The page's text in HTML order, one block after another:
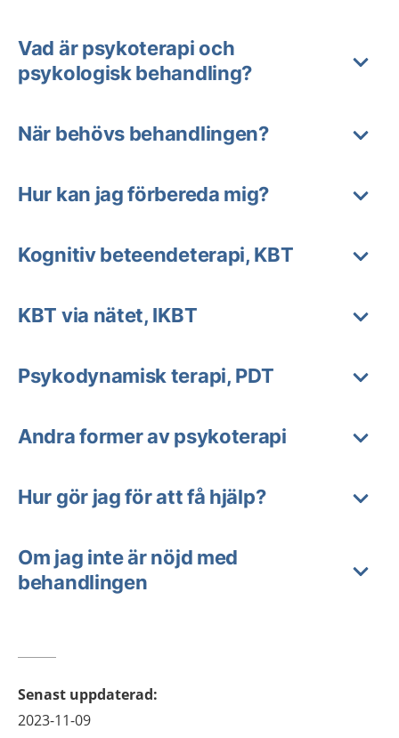
Vad är psykoterapi och
psykologisk behandling?
När behövs behandlingen?
Hur kan jag förbereda mig?
Kognitiv beteendeterapi, KBT
KBT via nätet, IKBT
Psykodynamisk terapi, PDT
Andra former av psykoterapi
Hur gör jag för att få hjälp?
Om jag inte är nöjd med
behandlingen
Senast uppdaterad:
2023-11-09